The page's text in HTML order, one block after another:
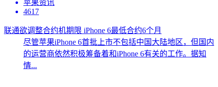
苹果资讯
4617
联通欲调整合约机期限 iPhone 6最低合约6个月
尽管苹果iPhone 6首批上市不包括中国大陆地区，但国内
的运营商依然积极筹备着和iPhone 6有关的工作。据知
情...